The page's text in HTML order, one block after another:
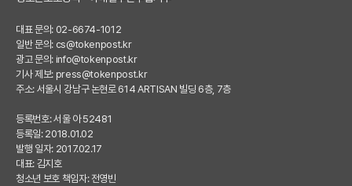
대표 문의: 02-6674-1012
일반 문의: cs@tokenpost.kr
광고 문의: info@tokenpost.kr
기사 제보: press@tokenpost.kr
주소: 서울시 강남구 논현로 614 ARTISAN 빌딩 6층, 7층
등록번호: 서울 아 52481
등록일: 2018.01.02
발행 일자: 2017.02.17
대표: 김지호
청소년 보호 책임자: 전영빈